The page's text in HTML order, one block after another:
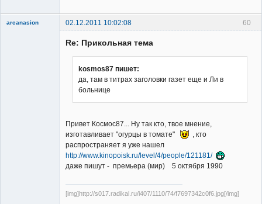
60
arcanasion 02.12.2011 10:02:08
Re: Прикольная тема
kosmos87 пишет:
да, там в титрах заголовки газет еще и Ли в
больнице
Привет Космос87... Ну так кто, твое мнение,
изготавливает "огурцы в томате"
, кто
распространяет я уже нашел
http://www.kinopoisk.ru/level/4/people/121181/
даже пишут - премьера (мир) 5 октября 1990
[img]http://s017.radikal.ru/i407/1110/74/f7697342c0f6.jpg[/img]